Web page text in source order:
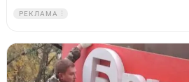
РЕКЛАМА